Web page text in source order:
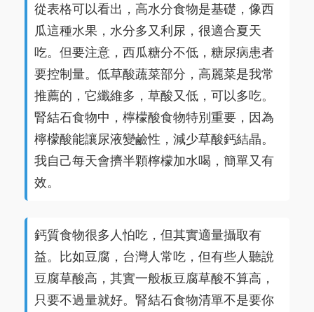
從表格可以看出，高水分食物是基礎，像西
瓜這種水果，水分多又利尿，很適合夏天
吃。但要注意，西瓜糖分不低，糖尿病患者
要控制量。低草酸蔬菜部分，高麗菜是我常
推薦的，它纖維多，草酸又低，可以多吃。
腎結石食物中，檸檬酸食物特別重要，因為
檸檬酸能讓尿液變鹼性，減少草酸鈣結晶。
我自己每天會擠半顆檸檬加水喝，簡單又有
效。
鈣質食物很多人怕吃，但其實適量攝取有
益。比如豆腐，台灣人常吃，但有些人聽說
豆腐草酸高，其實一般板豆腐草酸不算高，
只要不過量就好。腎結石食物清單不是要你